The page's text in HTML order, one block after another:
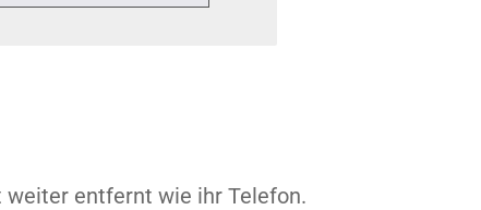
weiter entfernt wie ihr Telefon.